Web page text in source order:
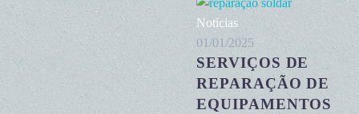
Serviços
de
reparação
de
equipamentos
Notícias
01/01/2025
SERVIÇOS DE
REPARAÇÃO DE
EQUIPAMENTOS